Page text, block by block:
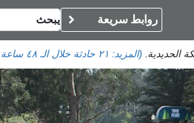
روابط سريعة
الحديدية. (المزيد: ٢١ حادثة خلال الـ ٤٨ ساعة الماضية)